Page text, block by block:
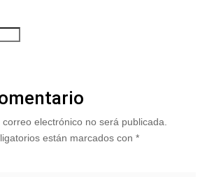
electrónico no será publicada.
están marcados con *